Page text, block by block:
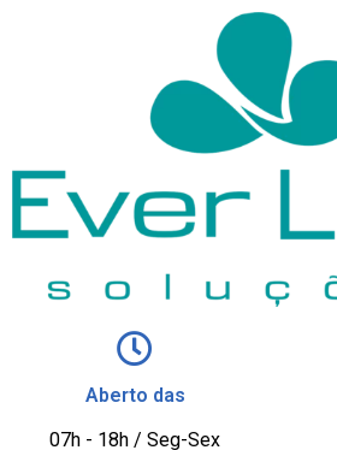
Aberto das
07h - 18h / Seg-Sex